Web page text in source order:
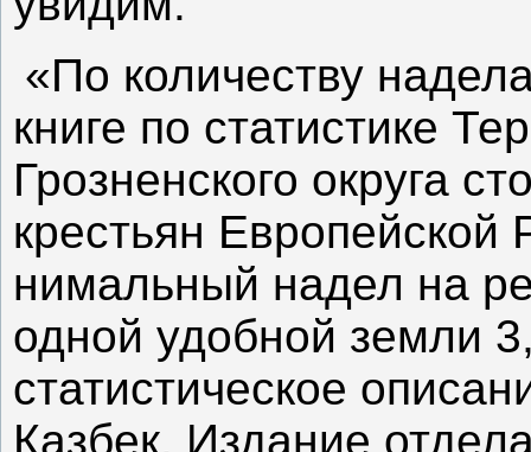
«По количеству
книге по статистике
Грозненского округа
крестьян Европейской
нимальный надел на
одной удобной земли
статистическое
Казбек. Издание